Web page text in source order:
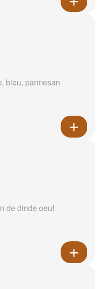
bleu, parmesan
de dinde oeuf